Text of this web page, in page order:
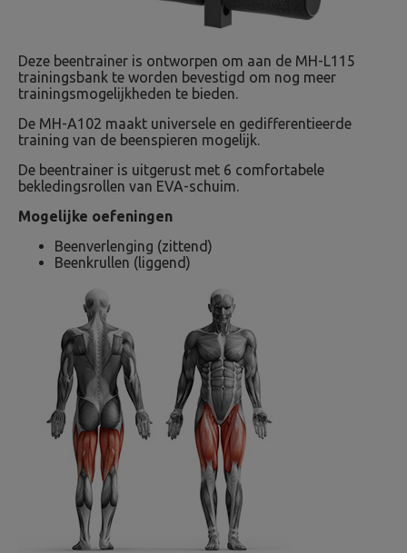
Deze beentrainer is ontworpen om aan de MH-L115
trainingsbank te worden bevestigd om nog meer
trainingsmogelijkheden te bieden.
De MH-A102 maakt universele en gedifferentieerde
training van de beenspieren mogelijk.
De beentrainer is uitgerust met 6 comfortabele
bekledingsrollen van EVA-schuim.
Mogelijke oefeningen
Beenverlenging (zittend)
Beenkrullen (liggend)